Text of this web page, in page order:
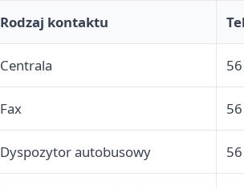
Rodzaj kontaktu
Centrala
Fax
Dyspozytor autobusowy